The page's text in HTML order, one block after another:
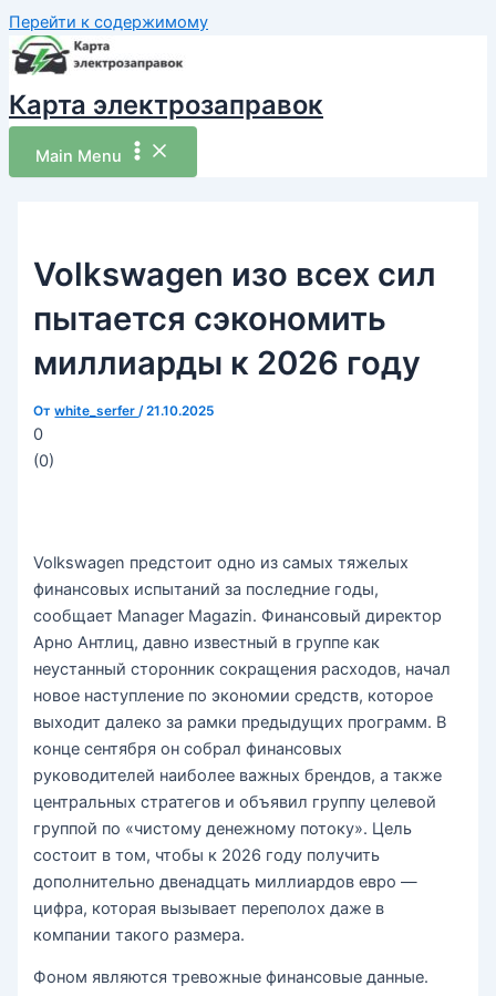
Перейти к содержимому
Карта электрозаправок
Main Menu
Volkswagen изо всех сил
пытается сэкономить
миллиарды к 2026 году
Отwhite_serfer/21.10.2025
0
(0)
Volkswagen предстоит одно из самых тяжелых
финансовых испытаний за последние годы,
сообщает Manager Magazin. Финансовый директор
Арно Антлиц, давно известный в группе как
неустанный сторонник сокращения расходов, начал
новое наступление по экономии средств, которое
выходит далеко за рамки предыдущих программ. В
конце сентября он собрал финансовых
руководителей наиболее важных брендов, а также
центральных стратегов и объявил группу целевой
группой по «чистому денежному потоку». Цель
состоит в том, чтобы к 2026 году получить
дополнительно двенадцать миллиардов евро —
цифра, которая вызывает переполох даже в
компании такого размера.
Фоном являются тревожные финансовые данные.